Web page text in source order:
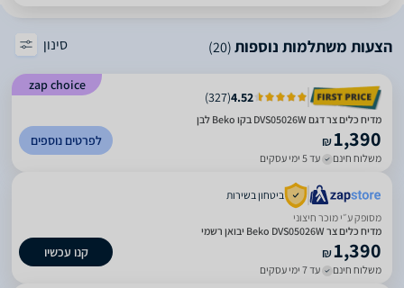
הצעות משתלמות נוספות(20) סינון
zap choice
4.52
(
327
)
מדיח כלים צר דגם DVS05026W בקו Beko לבן
₪1,390
משלוח חינם עד 5 ימי עסקים
לפרטים נוספים
ביטחון בשירות
מסופק ע״י מוכר חיצוני
מדיח כלים ‏צר Beko DVS05026W יבואן רשמי
₪1,390
משלוח חינם עד 7 ימי עסקים
קנו עכשיו